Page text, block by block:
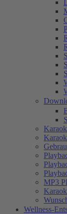
MP3
Wellness-